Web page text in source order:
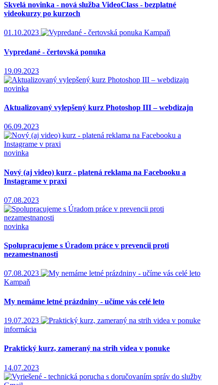
Skvelá novinka - nová služba VideoClass - bezplatné
videokurzy po kurzoch
01.10.2023 Kampaň
Vypredané - čertovská ponuka
19.09.2023
novinka
Aktualizovaný vylepšený kurz Photoshop III – webdizajn
06.09.2023
novinka
Nový (aj video) kurz - platená reklama na Facebooku a
Instagrame v praxi
07.08.2023
novinka
Spolupracujeme s Úradom práce v prevencii proti
nezamestnanosti
07.08.2023
Kampaň
My nemáme letné prázdniny - učíme vás celé leto
19.07.2023
informácia
Praktický kurz, zameraný na strih videa v ponuke
14.07.2023